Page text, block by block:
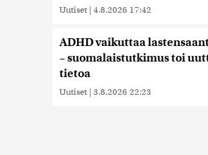
Uutiset | 4.8.2026 17:42
ADHD vaikuttaa
– suomalaistutkimus toi
tietoa
Uutiset | 3.8.2026 22:23